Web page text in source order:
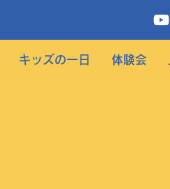
キッズの一日 体験会